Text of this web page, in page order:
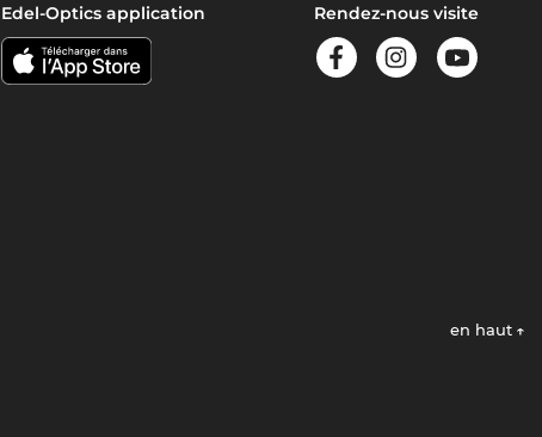
Edel-Optics application Rendez-nous visite
en haut